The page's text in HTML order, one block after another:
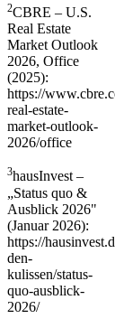
2CBRE – U.S.
Real Estate
Market Outlook
2026, Office
(2025):
https://
real-estate-
market-outlook-
2026/office
3hausInvest –
„Status quo &
Ausblick 2026"
(Januar 2026):
https://
den-
kulissen/status-
quo-ausblick-
2026/